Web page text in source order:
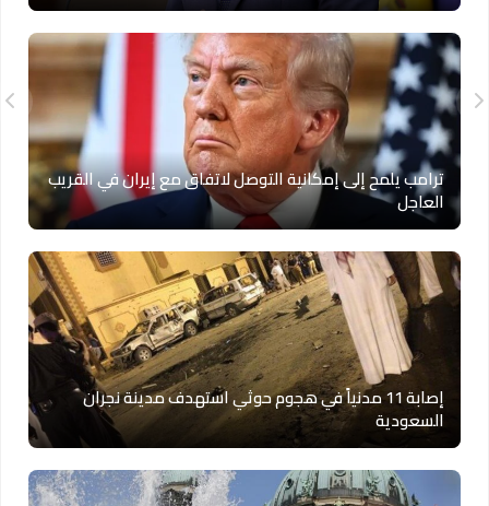
ترامب يلمح إلى إمكانية التوصل لاتفاق مع إيران في القريب
العاجل
إصابة 11 مدنياً في هجوم حوثي استهدف مدينة نجران
السعودية